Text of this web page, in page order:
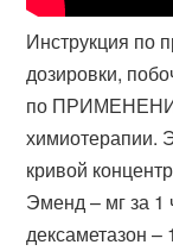
Инструкция по
дозировки,
по
кривой
Эменд – мг за 1
дексаметазон –